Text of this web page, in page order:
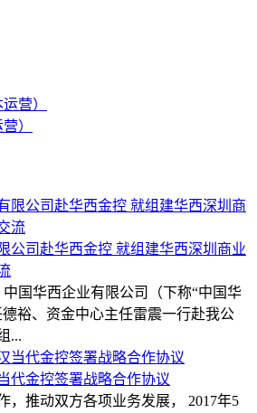
）
公司赴华西金控 就组建华西深圳商业
中国华西企业有限公司（下称“中国华
裕、资金中心主任雷震一行赴我公
...
代金控签署战略合作协议
，推动双方各项业务发展， 2017年5